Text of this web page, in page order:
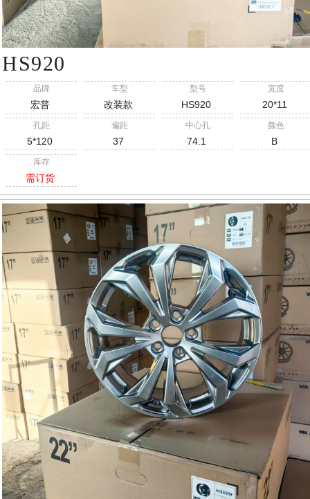
HS920
品牌
宏普
车型
改装款
型号
HS920
宽度
20*11
孔距
5*120
偏距
37
中心孔
74.1
颜色
B
库存
需订货